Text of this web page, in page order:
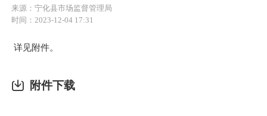
来源：宁化县市场监督管理局
时间：2023-12-04 17:31
详见附件。
附件下载